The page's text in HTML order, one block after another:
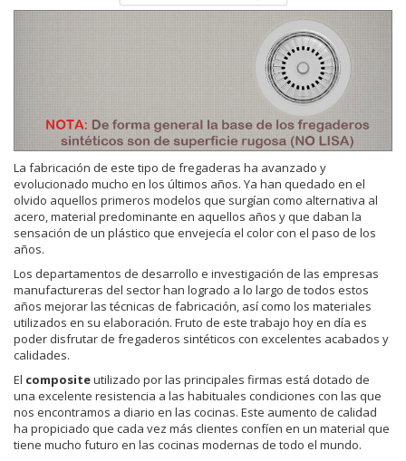
La fabricación de este tipo de fregaderas ha avanzado y
evolucionado mucho en los últimos años. Ya han quedado en el
olvido aquellos primeros modelos que surgían como alternativa al
acero, material predominante en aquellos años y que daban la
sensación de un plástico que envejecía el color con el paso de los
años.
Los departamentos de desarrollo e investigación de las empresas
manufactureras del sector han logrado a lo largo de todos estos
años mejorar las técnicas de fabricación, así como los materiales
utilizados en su elaboración. Fruto de este trabajo hoy en día es
poder disfrutar de fregaderos sintéticos con excelentes acabados y
calidades.
El compositeutilizado por las principales firmas está dotado de
una excelente resistencia a las habituales condiciones con las que
nos encontramos a diario en las cocinas. Este aumento de calidad
ha propiciado que cada vez más clientes confíen en un material que
tiene mucho futuro en las cocinas modernas de todo el mundo.